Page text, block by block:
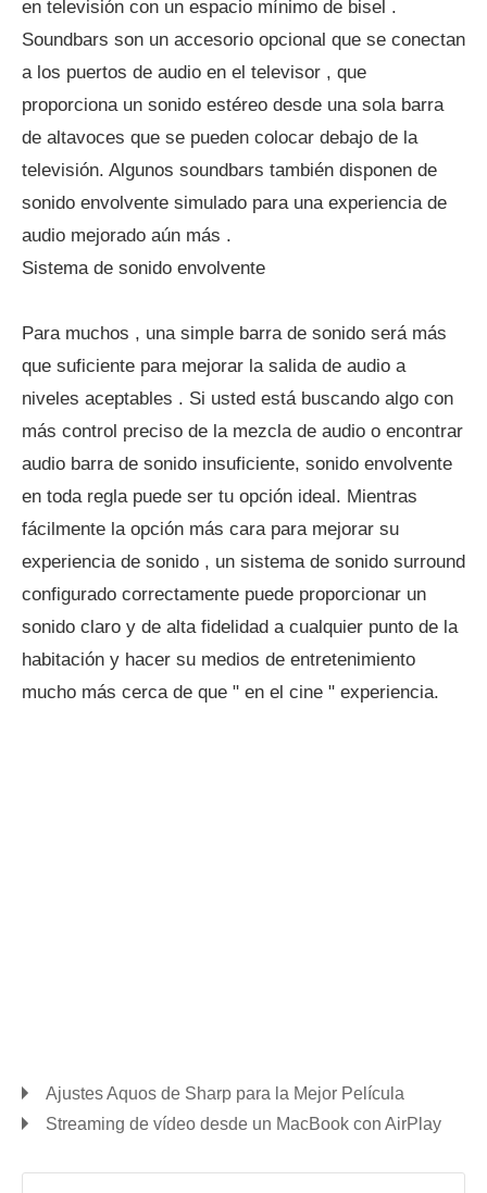
en televisión con un espacio mínimo de bisel .
Soundbars son un accesorio opcional que se conectan
a los puertos de audio en el televisor , que
proporciona un sonido estéreo desde una sola barra
de altavoces que se pueden colocar debajo de la
televisión. Algunos soundbars también disponen de
sonido envolvente simulado para una experiencia de
audio mejorado aún más .
Sistema de sonido envolvente
Para muchos , una simple barra de sonido será más
que suficiente para mejorar la salida de audio a
niveles aceptables . Si usted está buscando algo con
más control preciso de la mezcla de audio o encontrar
audio barra de sonido insuficiente, sonido envolvente
en toda regla puede ser tu opción ideal. Mientras
fácilmente la opción más cara para mejorar su
experiencia de sonido , un sistema de sonido surround
configurado correctamente puede proporcionar un
sonido claro y de alta fidelidad a cualquier punto de la
habitación y hacer su medios de entretenimiento
mucho más cerca de que " en el cine " experiencia.
Ajustes Aquos de Sharp para la Mejor Película
Streaming de vídeo desde un MacBook con AirPlay